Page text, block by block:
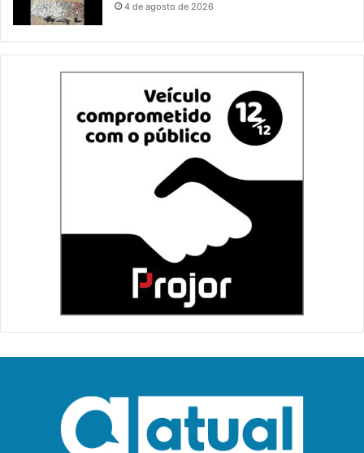
4 de agosto de 2026